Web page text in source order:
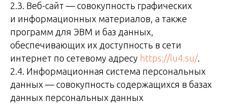
2.3. Веб-сайт — совокупность графических
и информационных материалов, а также
программ для ЭВМ и баз данных,
обеспечивающих их доступность в сети
интернет по сетевому адресу https://lu4.su/.
2.4. Информационная система персональных
данных — совокупность содержащихся в базах
данных персональных данных